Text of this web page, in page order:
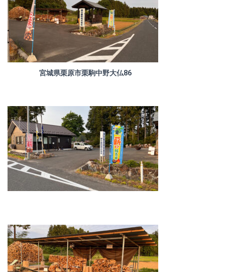
宮城県栗原市栗駒中野大仏86